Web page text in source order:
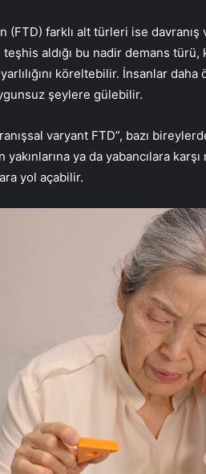
(FTD) farklı alt türleri ise
teşhis aldığı bu nadir demans
köreltebilir. İnsanlar
şeylere gülebilir.
varyant FTD”, bazı
ya da yabancılara
yol açabilir.